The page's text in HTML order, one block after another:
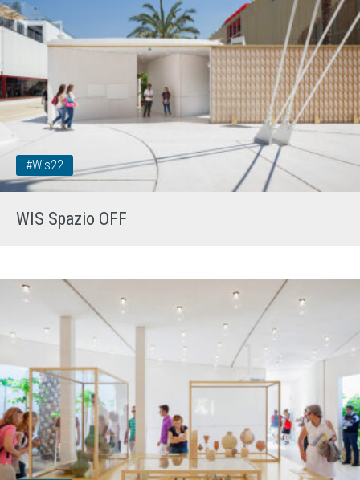
#wis22
WIS Spazio OFF